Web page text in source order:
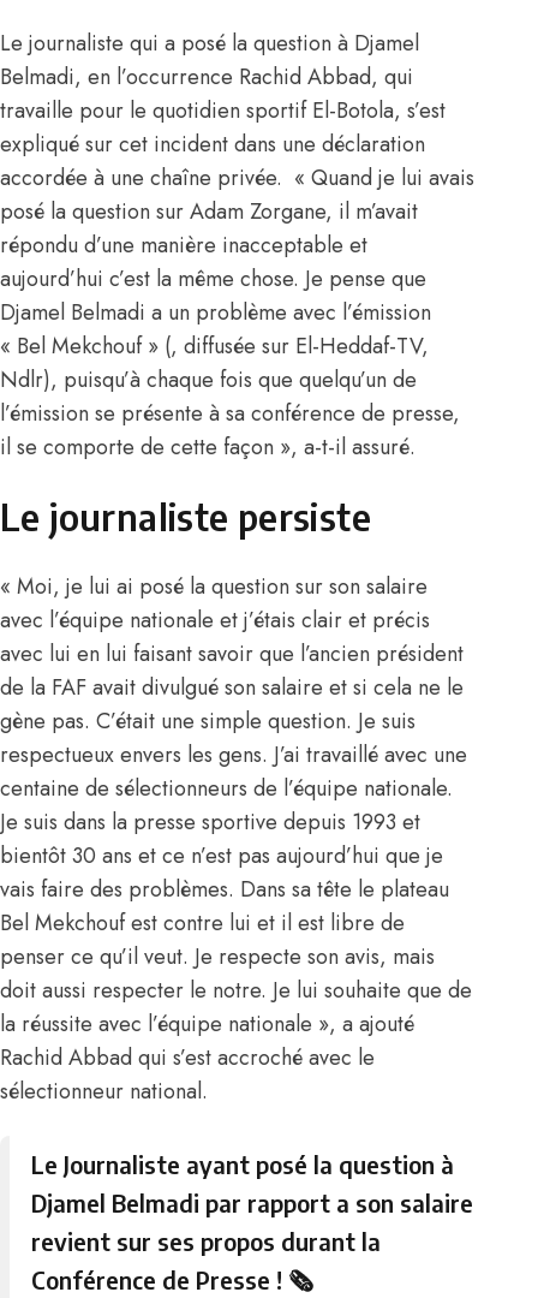
Le journaliste qui a posé la question à Djamel
Belmadi, en l’occurrence Rachid Abbad, qui
travaille pour le quotidien sportif El-Botola, s’est
expliqué sur cet incident dans une déclaration
accordée à une chaîne privée. « Quand je lui avais
posé la question sur Adam Zorgane, il m’avait
répondu d’une manière inacceptable et
aujourd’hui c’est la même chose. Je pense que
Djamel Belmadi a un problème avec l’émission
« Bel Mekchouf » (, diffusée sur El-Heddaf-TV,
Ndlr), puisqu’à chaque fois que quelqu’un de
l’émission se présente à sa conférence de presse,
il se comporte de cette façon », a-t-il assuré.
Le journaliste persiste
« Moi, je lui ai posé la question sur son salaire
avec l’équipe nationale et j’étais clair et précis
avec lui en lui faisant savoir que l’ancien président
de la FAF avait divulgué son salaire et si cela ne le
gène pas. C’était une simple question. Je suis
respectueux envers les gens. J’ai travaillé avec une
centaine de sélectionneurs de l’équipe nationale.
Je suis dans la presse sportive depuis 1993 et
bientôt 30 ans et ce n’est pas aujourd’hui que je
vais faire des problèmes. Dans sa tête le plateau
Bel Mekchouf est contre lui et il est libre de
penser ce qu’il veut. Je respecte son avis, mais
doit aussi respecter le notre. Je lui souhaite que de
la réussite avec l’équipe nationale », a ajouté
Rachid Abbad qui s’est accroché avec le
sélectionneur national.
Le Journaliste ayant posé la question à
Djamel Belmadi par rapport a son salaire
revient sur ses propos durant la
Conférence de Presse ! 🗞